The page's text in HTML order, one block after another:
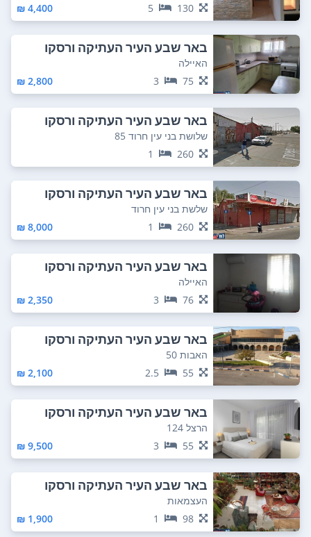
130
5
4,400 ₪
באר שבע העיר העתיקה ורסקו
האיילה
75
3
2,800 ₪
באר שבע העיר העתיקה ורסקו
שלושת בני עין חרוד 85
260
1
באר שבע העיר העתיקה ורסקו
שלשת בני עין חרוד
260
1
8,000 ₪
באר שבע העיר העתיקה ורסקו
האיילה
76
3
2,350 ₪
באר שבע העיר העתיקה ורסקו
האבות 50
55
2.5
2,100 ₪
באר שבע העיר העתיקה ורסקו
הרצל 124
55
3
9,500 ₪
באר שבע העיר העתיקה ורסקו
העצמאות
98
1
1,900 ₪